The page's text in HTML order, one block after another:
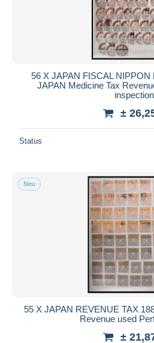
56 X JAPAN FISCAL NIPPON
JAPAN Medicine Tax
inspection
±
Status
Neu
55 X JAPAN REVENUE TAX
Revenue used
±